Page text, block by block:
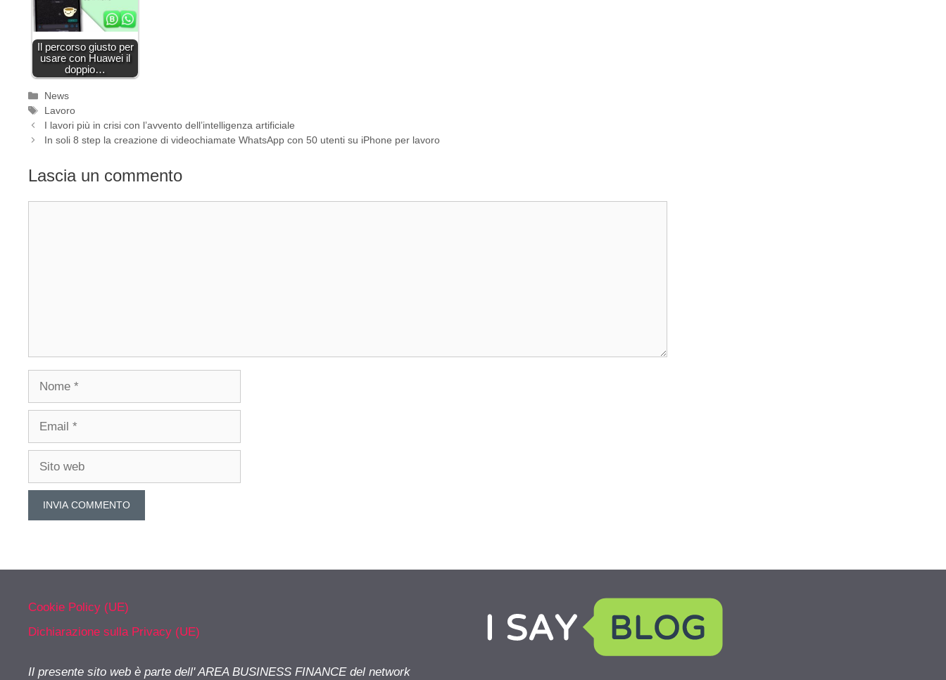
Il percorso giusto per
usare con Huawei il
doppio…
Categorie
News
Tag
Lavoro
I lavori più in crisi con l’avvento dell’intelligenza artificiale
In soli 8 step la creazione di videochiamate WhatsApp con 50 utenti su iPhone per lavoro
Lascia un commento
Nome
Email
Sito
Cookie Policy (UE)
Dichiarazione sulla Privacy (UE)
Il presente sito web è parte dell' AREA BUSINESS FINANCE del network